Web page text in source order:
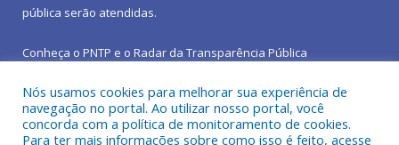
pública serão atendidas.
Conheça o PNTP e o Radar da Transparência Pública
Nós usamos cookies para melhorar sua experiência de
navegação no portal. Ao utilizar nosso portal, você
concorda com a política de monitoramento de cookies.
Para ter mais informações sobre como isso é feito, acesse